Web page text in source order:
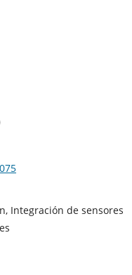
Integración de sensores